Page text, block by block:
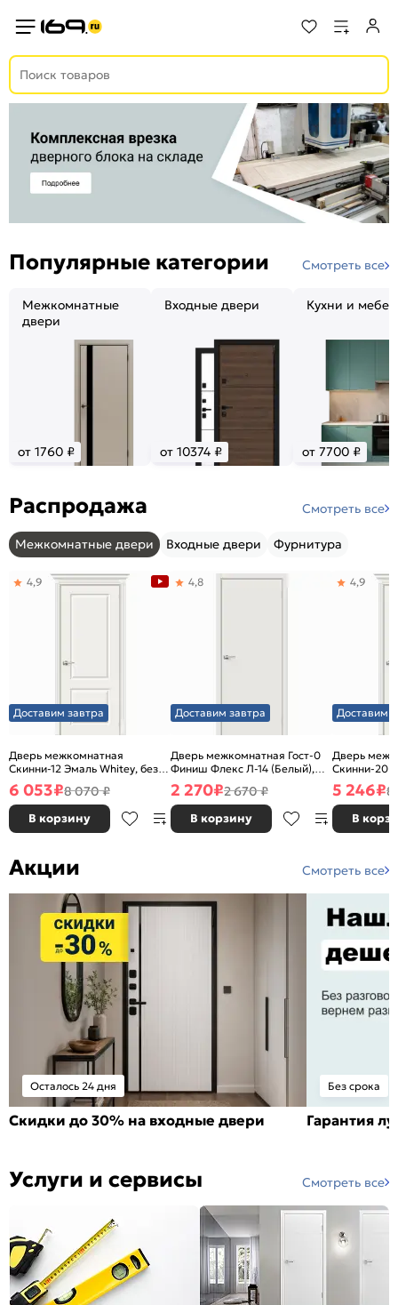
Популярные категории Смотреть все
Межкомнатные
двери
от 1760 ₽
Входные двери
от 10374 ₽
Кухни и
от 7700 ₽
Распродажа Смотреть все
Межкомнатные двери Входные двери Фурнитура
Доставим завтра
Дверь межкомнатная
Скинни-12 Эмаль Whitey, без
декора, глухая, без стекла,
без кромки, скиновая
4,9
6 053₽8 070 ₽
В корзину
Доставим завтра
Дверь межкомнатная Гост-0
Финиш Флекс Л-14 (Белый),
глухая, каркасно-щитовая
4,8
2 270₽2 670 ₽
В корзину
Доставим
Дверь
Скинни-20
декора,
без кромки,
4,9
5 246₽8
В
Акции Смотреть все
Осталось 24 дня
Скидки до 30% на входные двери
Без срока
Гарантия
Услуги и сервисы Смотреть все